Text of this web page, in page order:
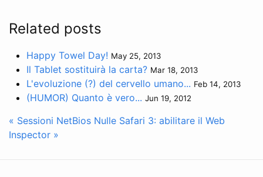
Related posts
Happy Towel Day! May 25, 2013
Il Tablet sostituirà la carta? Mar 18, 2013
L'evoluzione (?) del cervello umano... Feb 14, 2013
(HUMOR) Quanto è vero... Jun 19, 2012
« Sessioni NetBios Nulle Safari 3: abilitare il Web
Inspector »